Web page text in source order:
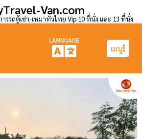
Van.com
ารรถตู้เช่า-เหมาทั่วไทย Vip 10 ที่นั่ง และ 13 ที่นั่ง
เมนู
LANGUAGE